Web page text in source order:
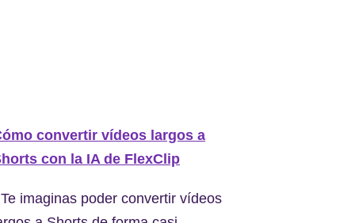
convertir vídeos largos a
con la IA de FlexClip
imaginas poder convertir vídeos